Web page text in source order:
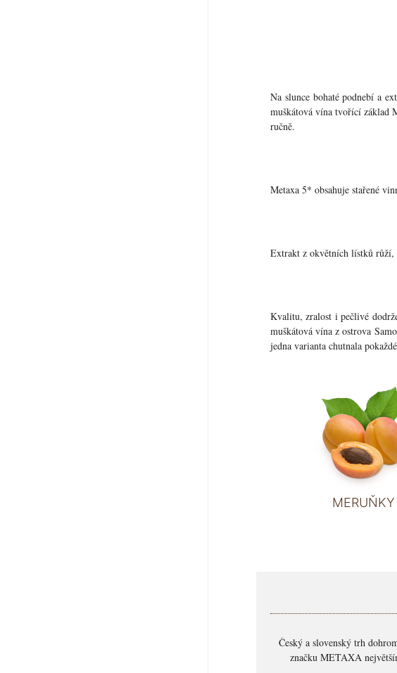
Na slunce bohaté podnebí a
muškátová vína tvořící základ
ručně.
Metaxa 5* obsahuje stařené
Extrakt z okvětních lístků růží,
Kvalitu, zralost i pečlivé
muškátová vína z ostrova
jedna varianta chutnala
MERUŇKY
Český a slovenský trh
značku METAXA